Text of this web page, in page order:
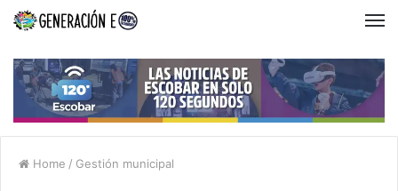
Home / Gestión municipal